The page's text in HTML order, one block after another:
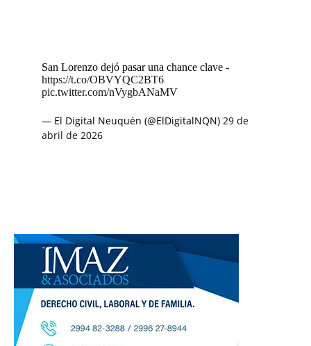
San Lorenzo dejó pasar una chance clave -
https://t.co/OBVYQC2BT6
pic.twitter.com/nVygbANaMV
— El Digital Neuquén (@ElDigitalNQN) 29 de
abril de 2026